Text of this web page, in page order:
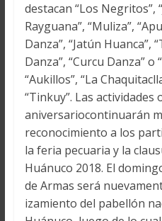
destacan “Los Negritos”,
Rayguana”, “Muliza”,
Danza”, “Jatún Huanca”,
Danza”, “Curcu Danza” o
“Aukillos”, “La
“Tinkuy”. Las actividades
aniversariocontinuarán
reconocimiento a los
la feria pecuaria y la
Huánuco 2018. El
de Armas será
izamiento del pabellón